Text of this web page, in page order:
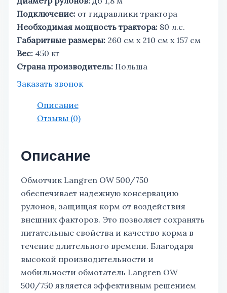
Подключение:от гидравлики трактора
Необходимая мощность трактора:80 л.с.
Габаритные размеры:260 см х 210 см х 157 см
Вес:450 кг
Страна производитель:Польша
Заказать звонок
Описание
Отзывы (0)
Описание
Обмотчик Langren OW 500/750
обеспечивает надежную консервацию
рулонов, защищая корм от воздействия
внешних факторов. Это позволяет сохранять
питательные свойства и качество корма в
течение длительного времени. Благодаря
высокой производительности и
мобильности обмотатель Langren OW
500/750 является эффективным решением